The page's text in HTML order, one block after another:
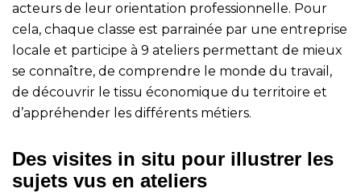
acteurs de leur orientation professionnelle. Pour
cela, chaque classe est parrainée par une entreprise
locale et participe à 9 ateliers permettant de mieux
se connaître, de comprendre le monde du travail,
de découvrir le tissu économique du territoire et
d’appréhender les différents métiers.
Des visites in situ pour illustrer les
sujets vus en ateliers